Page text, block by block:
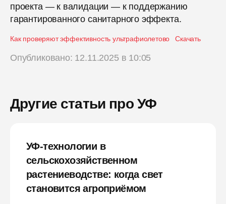
проекта — к валидации — к поддержанию
гарантированного санитарного эффекта.
Как проверяют эффективность ультрафиолетово Скачать
Опубликовано: 12.11.2025 в 10:05
Другие статьи про УФ
УФ-технологии в
сельскохозяйственном
растениеводстве: когда свет
становится агроприёмом